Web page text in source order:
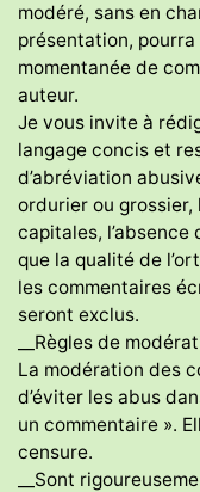
modéré, sans en
présentation,
momentanée de
auteur.
Je vous invite à
langage concis et
d’abréviation
ordurier ou
capitales, l’absence
que la qualité de
les commentaires
seront exclus.
__Règles de
La modération des
d’éviter les abus
un commentaire ».
censure.
__Sont